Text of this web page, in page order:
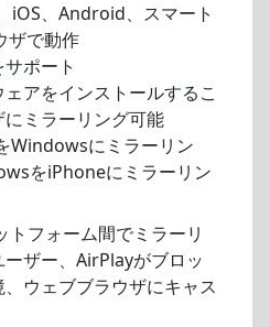
iOS、Android、スマート
ザで動作
ポート
アをインストールするこ
ミラーリング可能
Windowsにミラーリン
をiPhoneにミラーリン
トフォーム間でミラーリ
ザー、AirPlayがブロッ
ウェブブラウザにキャス